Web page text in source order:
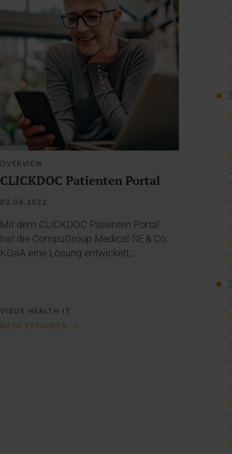
OVERVIEW
CLICKDOC Patienten Portal
02.06.2022
Mit dem CLICKDOC Patienten Portal
hat die CompuGroup Medical SE & Co.
KGaA eine Lösung entwickelt,…
VISUS HEALTH IT
MEHR ERFAHREN